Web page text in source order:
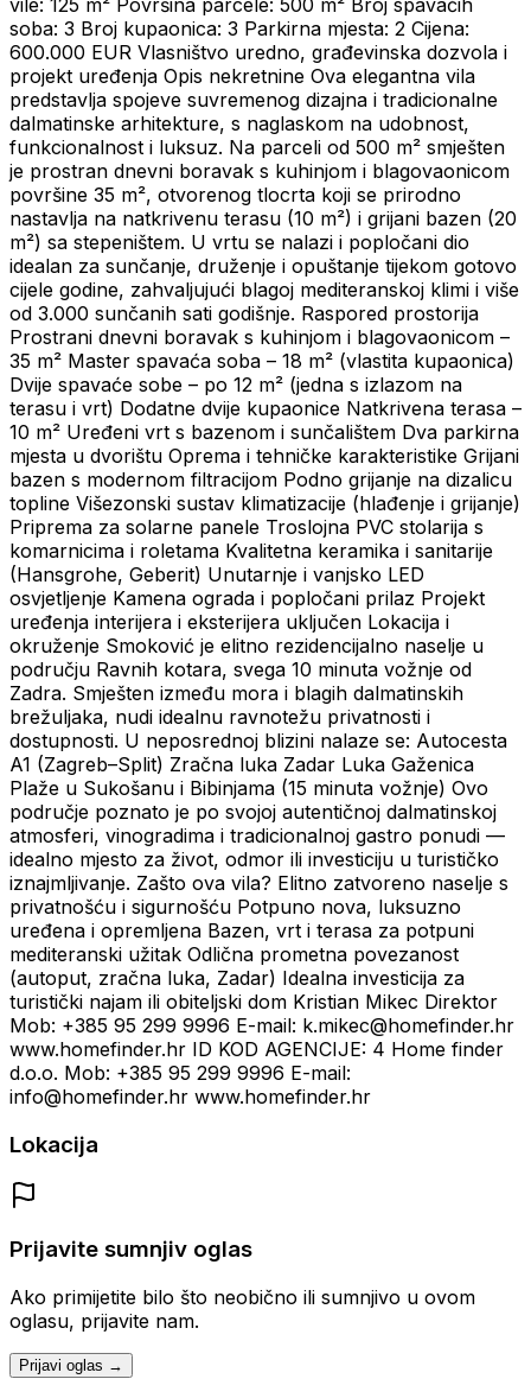
vile: 125 m² Površina parcele: 500 m² Broj spavaćih
soba: 3 Broj kupaonica: 3 Parkirna mjesta: 2 Cijena:
600.000 EUR Vlasništvo uredno, građevinska dozvola i
projekt uređenja Opis nekretnine Ova elegantna vila
predstavlja spojeve suvremenog dizajna i tradicionalne
dalmatinske arhitekture, s naglaskom na udobnost,
funkcionalnost i luksuz. Na parceli od 500 m² smješten
je prostran dnevni boravak s kuhinjom i blagovaonicom
površine 35 m², otvorenog tlocrta koji se prirodno
nastavlja na natkrivenu terasu (10 m²) i grijani bazen (20
m²) sa stepeništem. U vrtu se nalazi i popločani dio
idealan za sunčanje, druženje i opuštanje tijekom gotovo
cijele godine, zahvaljujući blagoj mediteranskoj klimi i više
od 3.000 sunčanih sati godišnje. Raspored prostorija
Prostrani dnevni boravak s kuhinjom i blagovaonicom –
35 m² Master spavaća soba – 18 m² (vlastita kupaonica)
Dvije spavaće sobe – po 12 m² (jedna s izlazom na
terasu i vrt) Dodatne dvije kupaonice Natkrivena terasa –
10 m² Uređeni vrt s bazenom i sunčalištem Dva parkirna
mjesta u dvorištu Oprema i tehničke karakteristike Grijani
bazen s modernom filtracijom Podno grijanje na dizalicu
topline Višezonski sustav klimatizacije (hlađenje i grijanje)
Priprema za solarne panele Troslojna PVC stolarija s
komarnicima i roletama Kvalitetna keramika i sanitarije
(Hansgrohe, Geberit) Unutarnje i vanjsko LED
osvjetljenje Kamena ograda i popločani prilaz Projekt
uređenja interijera i eksterijera uključen Lokacija i
okruženje Smoković je elitno rezidencijalno naselje u
području Ravnih kotara, svega 10 minuta vožnje od
Zadra. Smješten između mora i blagih dalmatinskih
brežuljaka, nudi idealnu ravnotežu privatnosti i
dostupnosti. U neposrednoj blizini nalaze se: Autocesta
A1 (Zagreb–Split) Zračna luka Zadar Luka Gaženica
Plaže u Sukošanu i Bibinjama (15 minuta vožnje) Ovo
područje poznato je po svojoj autentičnoj dalmatinskoj
atmosferi, vinogradima i tradicionalnoj gastro ponudi —
idealno mjesto za život, odmor ili investiciju u turističko
iznajmljivanje. Zašto ova vila? Elitno zatvoreno naselje s
privatnošću i sigurnošću Potpuno nova, luksuzno
uređena i opremljena Bazen, vrt i terasa za potpuni
mediteranski užitak Odlična prometna povezanost
(autoput, zračna luka, Zadar) Idealna investicija za
turistički najam ili obiteljski dom Kristian Mikec Direktor
Mob: +385 95 299 9996 E-mail: k.mikec@homefinder.hr
www.homefinder.hr ID KOD AGENCIJE: 4 Home finder
d.o.o. Mob: +385 95 299 9996 E-mail:
info@homefinder.hr www.homefinder.hr
Lokacija
Prijavite sumnjiv oglas
Ako primijetite bilo što neobično ili sumnjivo u ovom
oglasu, prijavite nam.
Prijavi oglas →